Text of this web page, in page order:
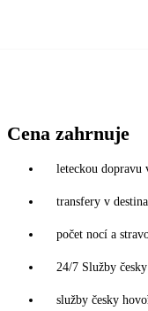
Cena zahrnuje
leteckou dopravu
transfery v
počet nocí a
24/7 Služby
služby česky